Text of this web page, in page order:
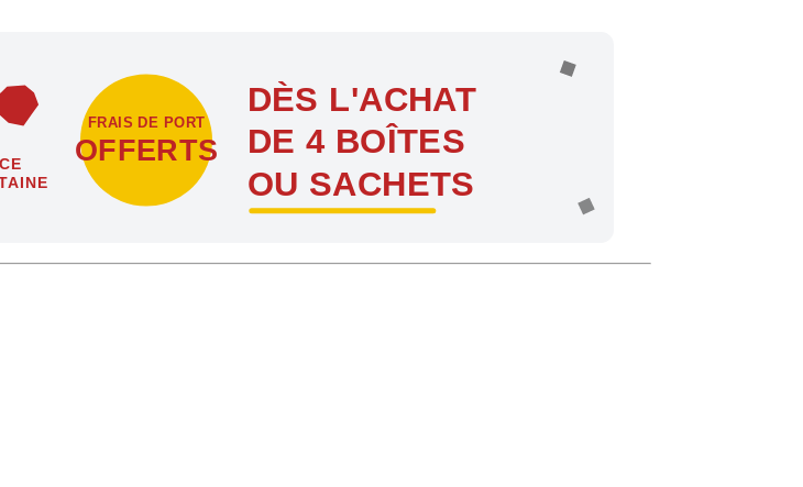
FRAIS DE PORT
OFFERTS
DÈS L'ACHAT
DE 4 BOÎTES
OU SACHETS
sachets ou boîtes d'agrafes ou de pointes !